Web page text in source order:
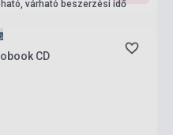
várható beszerzési idő
CD